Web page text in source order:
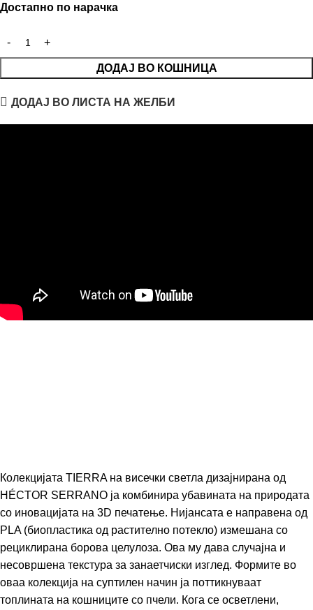
Достапно по нарачка
ДОДАЈ ВО КОШНИЦА
ДОДАЈ ВО ЛИСТА НА ЖЕЛБИ
Колекцијата TIERRA на висечки светла дизајнирана од
HÉCTOR SERRANO ја комбинира убавината на природата
со иновацијата на 3D печатење. Нијансата е направена од
PLA (биопластика од растително потекло) измешана со
рециклирана борова целулоза. Ова му дава случајна и
несовршена текстура за занаетчиски изглед. Формите во
оваа колекција на суптилен начин ја поттикнуваат
топлината на кошниците со пчели. Кога се осветлени,